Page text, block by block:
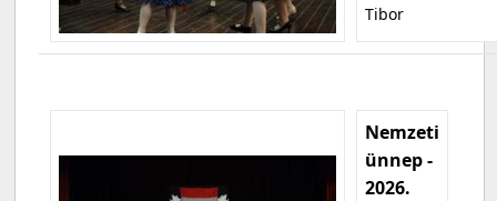
Tibor
Nemzeti
ünnep -
2026.